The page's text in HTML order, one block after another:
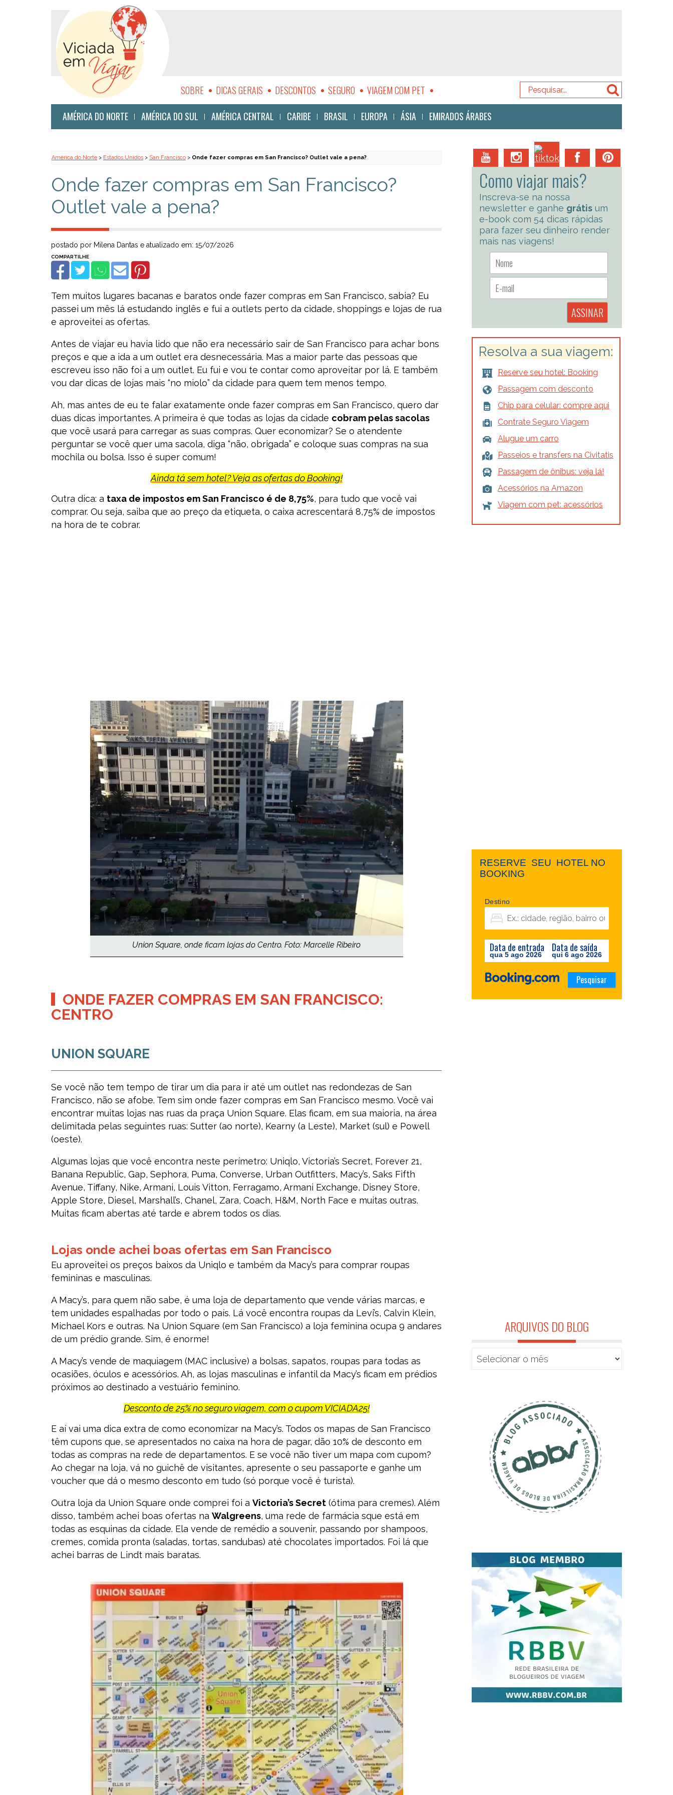
SOBRE DICAS GERAIS DESCONTOS SEGURO
VIAGEM COM PET
SUSTENTABILIDADE
AMÉRICA DO NORTE AMÉRICA DO SUL AMÉRICA CENTRAL CARIBE BRASIL EUROPA ÁSIA EMIRADOS ÁRABES
América do Norte > Estados Unidos > San Francisco > Onde fazer compras em San Francisco? Outlet vale a pena?
Onde fazer compras em San Francisco?
Outlet vale a pena?
postado por Milena Dantas e atualizado em: 15/07/2026
Tem muitos lugares bacanas e baratos onde fazer compras em San Francisco, sabia? Eu
passei um mês lá estudando inglês e fui a outlets perto da cidade, shoppings e lojas de rua
e aproveitei as ofertas.
Antes de viajar eu havia lido que não era necessário sair de San Francisco para achar bons
preços e que a ida a um outlet era desnecessária. Mas a maior parte das pessoas que
escreveu isso não foi a um outlet. Eu fui e vou te contar como aproveitar por lá. E também
vou dar dicas de lojas mais “no miolo” da cidade para quem tem menos tempo.
Ah, mas antes de eu te falar exatamente onde fazer compras em San Francisco, quero dar
duas dicas importantes. A primeira é que todas as lojas da cidade cobram pelas sacolas
que você usará para carregar as suas compras. Quer economizar? Se o atendente
perguntar se você quer uma sacola, diga “não, obrigada” e coloque suas compras na sua
mochila ou bolsa. Isso é super comum!
Ainda tá sem hotel? Veja as ofertas do Booking!
Outra dica: a taxa de impostos em San Francisco é de 8,75%, para tudo que você vai
comprar. Ou seja, saiba que ao preço da etiqueta, o caixa acrescentará 8,75% de impostos
na hora de te cobrar.
Union Square, onde ficam lojas do Centro. Foto: Marcelle Ribeiro
ONDE FAZER COMPRAS EM SAN FRANCISCO:
CENTRO
UNION SQUARE
Se você não tem tempo de tirar um dia para ir até um outlet nas redondezas de San
Francisco, não se afobe. Tem sim onde fazer compras em San Francisco mesmo. Você vai
encontrar muitas lojas nas ruas da praça Union Square. Elas ficam, em sua maioria, na área
delimitada pelas seguintes ruas: Sutter (ao norte), Kearny (a Leste), Market (sul) e Powell
(oeste).
Algumas lojas que você encontra neste perímetro: Uniqlo, Victoria’s Secret, Forever 21,
Banana Republic, Gap, Sephora, Puma, Converse, Urban Outfitters, Macy’s, Saks Fifth
Avenue, Tiffany, Nike, Armani, Louis Vitton, Ferragamo, Armani Exchange, Disney Store,
Apple Store, Diesel, Marshall’s, Chanel, Zara, Coach, H&M, North Face e muitas outras.
Muitas ficam abertas até tarde e abrem todos os dias.
Lojas onde achei boas ofertas em San Francisco
Eu aproveitei os preços baixos da Uniqlo e também da Macy’s para comprar roupas
femininas e masculinas.
A Macy’s, para quem não sabe, é uma loja de departamento que vende várias marcas, e
tem unidades espalhadas por todo o país. Lá você encontra roupas da Levi’s, Calvin Klein,
Michael Kors e outras. Na Union Square (em San Francisco) a loja feminina ocupa 9 andares
de um prédio grande. Sim, é enorme!
A Macy’s vende de maquiagem (MAC inclusive) a bolsas, sapatos, roupas para todas as
ocasiões, óculos e acessórios. Ah, as lojas masculinas e infantil da Macy’s ficam em prédios
próximos ao destinado a vestuário feminino.
Desconto de 25% no seguro viagem, com o cupom VICIADA25!
E aí vai uma dica extra de como economizar na Macy’s. Todos os mapas de San Francisco
têm cupons que, se apresentados no caixa na hora de pagar, dão 10% de desconto em
todas as compras na rede de departamentos. E se você não tiver um mapa com cupom?
Ao chegar na loja, vá no guichê de visitantes, apresente o seu passaporte e ganhe um
voucher que dá o mesmo desconto em tudo (só porque você é turista).
Outra loja da Union Square onde comprei foi a Victoria’s Secret (ótima para cremes). Além
disso, também achei boas ofertas na Walgreens, uma rede de farmácia sque está em
todas as esquinas da cidade. Ela vende de remédio a souvenir, passando por shampoos,
cremes, comida pronta (saladas, tortas, sandubas) até chocolates importados. Foi lá que
achei barras de Lindt mais baratas.
Como viajar mais?
Inscreva-se na nossa
newsletter e ganhe grátis um
e-book com 54 dicas rápidas
para fazer seu dinheiro render
mais nas viagens!
Resolva a sua viagem:
Reserve seu hotel: Booking
Passagem com desconto
Chip para celular: compre aqui
Contrate Seguro Viagem
Alugue um carro
Passeios e transfers na Civitatis
Passagem de ônibus: veja lá!
Acessórios na Amazon
Viagem com pet: acessórios
RESERVE ​ ​SEU ​ ​HOTEL NO ​ ​
BOOKING
Destino
Data de entrada
qua 5 ago 2026
Data de saída
qui 6 ago 2026
ARQUIVOS DO BLOG